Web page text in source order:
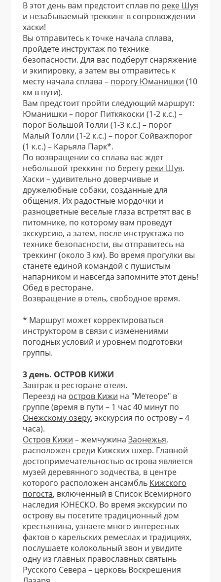
В этот день вам предстоит сплав по реке Шуя
и незабываемый треккинг в сопровождении
хаски!
Вы отправитесь к точке начала сплава,
пройдете инструктаж по технике
безопасности. Для вас подберут снаряжение
и экипировку, а затем вы отправитесь к
месту начала сплава – порогу Юманишки (10
км в пути).
Вам предстоит пройти следующий маршрут:
Юманишки – порог Питкякоски (1-2 к.с.) –
порог Большой Толли (1-3 к.с.) – порог
Малый Толли (1-2 к.с.) – порог Сойважпорог
(1 к.с.) – Карьяла Парк*.
По возвращении со сплава вас ждет
небольшой треккинг по берегу реки Шуя.
Хаски – удивительно доверчивые и
дружелюбные собаки, созданные для
общения. Их радостные мордочки и
разноцветные веселые глаза встретят вас в
питомнике, по которому вам проведут
экскурсию, а затем, после инструктажа по
технике безопасности, вы отправитесь на
треккинг (около 3 км). Во время прогулки вы
станете единой командой с пушистым
напарником и навсегда запомните этот день!
Обед в ресторане.
Возвращение в отель, свободное время.
* Маршрут может корректироваться
инструктором в связи с изменениями
погодных условий и уровнем подготовки
группы.
3 день. ОСТРОВ КИЖИ
Завтрак в ресторане отеля.
Переезд на остров Кижи на "Метеоре" в
группе (время в пути – 1 час 40 минут по
Онежскому озеру, экскурсия по острову – 4
часа).
Остров Кижи – жемчужина Заонежья,
расположен среди Кижских шхер. Главной
достопримечательностью острова является
музей деревянного зодчества, в центре
которого расположен ансамбль Кижского
погоста, включенный в Список Всемирного
наследия ЮНЕСКО. Во время экскурсии по
острову вы посетите традиционный дом
крестьянина, узнаете много интересных
фактов о карельских ремеслах и традициях,
послушаете колокольный звон и увидите
одну из главных православных святынь
Русского Севера – церковь Воскрешения